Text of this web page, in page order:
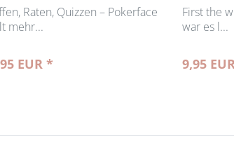
Raten, Quizzen – Pokerface
mehr...
EUR *
First the
war es l...
9,95